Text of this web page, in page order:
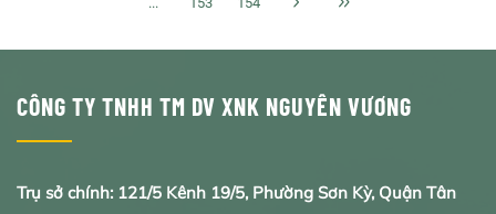
CÔNG TY TNHH TM DV XNK NGUYÊN VƯƠNG
Trụ sở chính: 121/5 Kênh 19/5, Phường Sơn Kỳ, Quận Tân